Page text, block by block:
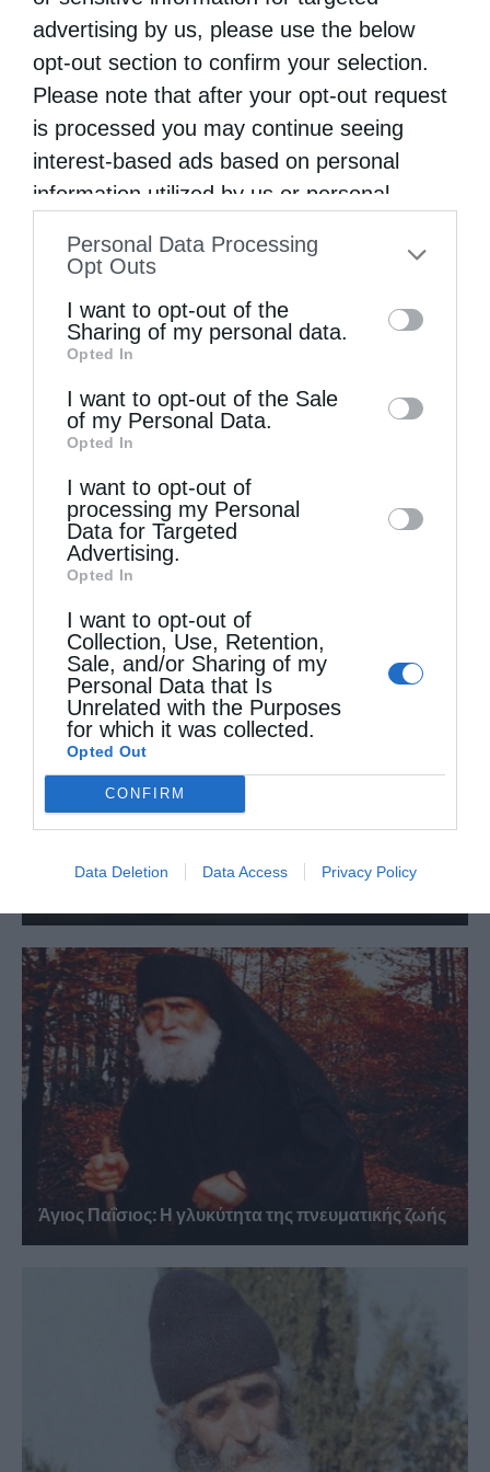
advertising by us, please use the below
opt-out section to confirm your selection.
Please note that after your opt-out request
is processed you may continue seeing
interest-based ads based on personal
information utilized by us or personal
to your opt-out. You may separately opt-out
information by third parties on the IAB’s list
of downstream participants. This
information may also be disclosed by us to
third parties on theIAB’s List of
Downstream Participants
disclose it to other third parties.
Personal Data Processing
Opt Outs
I want to opt-out of the
Sharing of my personal data.
Opted In
I want to opt-out of the Sale
of my Personal Data.
Opted In
I want to opt-out of
processing my Personal
Data for Targeted
Advertising.
Opted In
I want to opt-out of
Collection, Use, Retention,
Sale, and/or Sharing of my
Personal Data that Is
Unrelated with the Purposes
for which it was collected.
Opted Out
CONFIRM
Data Deletion Data Access Privacy Policy
στηρίξομε τις ελπίδες μας στο Χριστό και να
στηρίξομε τους αδελφούς μας.
ΓΙΑ ΠΆΣΧΑ ΚΑΙ ΚΟΡΩΝΟΪΌ ΕΓΚΎΚΛΙΟΣ.
ΕΥΓΈΝΙΟΣ
ΜΟΙΡΑΣΟΥ
Προηγούμενο άρθρο
π. Δημητρίου Μπόκου :ΜΕΤΑΝΟΗΣΑΜΕ; (α)
Λειτουργίες κεκλεισμένων των θυρών αποφάσισε το Φανάρι
Άγιος Παΐσιος: Η γλυκύτητα της πνευματικής ζωής